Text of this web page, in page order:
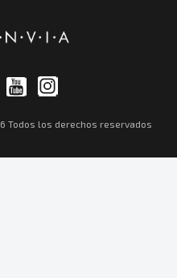
Todos los derechos reservados